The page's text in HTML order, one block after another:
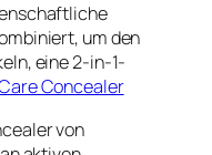
um den
eine 2-in-1-
Concealer
von